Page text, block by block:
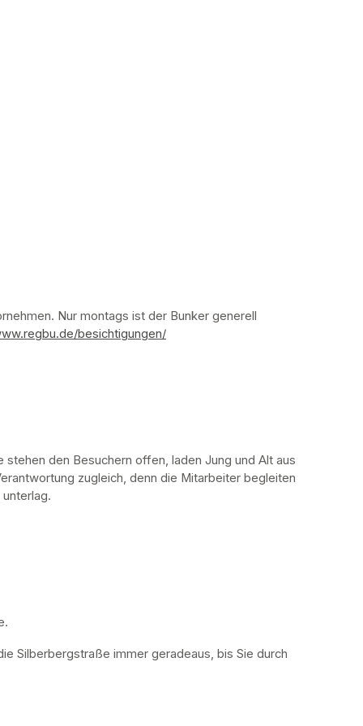
Nur montags ist der Bunker generell
besichtigungen/
den Besuchern offen, laden Jung und Alt aus
zugleich, denn die Mitarbeiter begleiten
Silberbergstraße immer geradeaus, bis Sie durch